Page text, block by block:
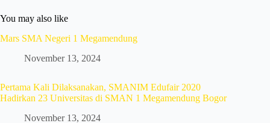
You may also like
Mars SMA Negeri 1 Megamendung
November 13, 2024
Pertama Kali Dilaksanakan, SMANIM Edufair 2020
Hadirkan 23 Universitas di SMAN 1 Megamendung Bogor
November 13, 2024